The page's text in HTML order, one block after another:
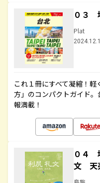
０３
Plat
これ１冊にすべて凝縮！
方」のコンパクトガイド
報満載！
０４
文 天